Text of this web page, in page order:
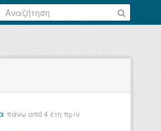
πάνω από 4 έτη πριν